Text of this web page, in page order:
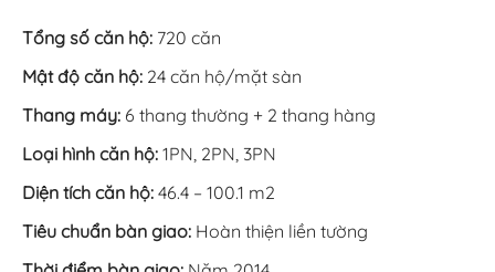
Tổng số căn hộ: 720 căn
Mật độ căn hộ: 24 căn hộ/mặt sàn
Thang máy: 6 thang thường + 2 thang hàng
Loại hình căn hộ: 1PN, 2PN, 3PN
Diện tích căn hộ: 46.4 – 100.1 m2
Tiêu chuẩn bàn giao: Hoàn thiện liền tường